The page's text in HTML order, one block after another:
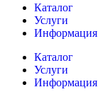
Каталог
Услуги
Информация
Каталог
Услуги
Информация